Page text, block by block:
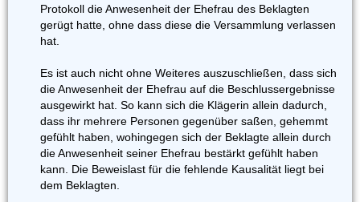
Protokoll die Anwesenheit der Ehefrau des Beklagten
gerügt hatte, ohne dass diese die Versammlung verlassen
hat.
Es ist auch nicht ohne Weiteres auszuschließen, dass sich
die Anwesenheit der Ehefrau auf die Beschlussergebnisse
ausgewirkt hat. So kann sich die Klägerin allein dadurch,
dass ihr mehrere Personen gegenüber saßen, gehemmt
gefühlt haben, wohingegen sich der Beklagte allein durch
die Anwesenheit seiner Ehefrau bestärkt gefühlt haben
kann. Die Beweislast für die fehlende Kausalität liegt bei
dem Beklagten.